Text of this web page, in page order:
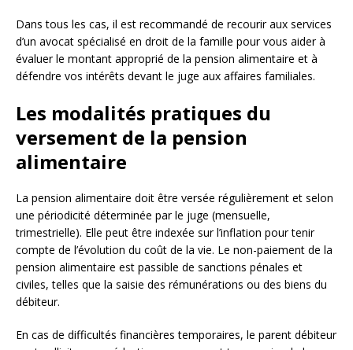
Dans tous les cas, il est recommandé de recourir aux services
d’un avocat spécialisé en droit de la famille pour vous aider à
évaluer le montant approprié de la pension alimentaire et à
défendre vos intérêts devant le juge aux affaires familiales.
Les modalités pratiques du
versement de la pension
alimentaire
La pension alimentaire doit être versée régulièrement et selon
une périodicité déterminée par le juge (mensuelle,
trimestrielle). Elle peut être indexée sur l’inflation pour tenir
compte de l’évolution du coût de la vie. Le non-paiement de la
pension alimentaire est passible de sanctions pénales et
civiles, telles que la saisie des rémunérations ou des biens du
débiteur.
En cas de difficultés financières temporaires, le parent débiteur